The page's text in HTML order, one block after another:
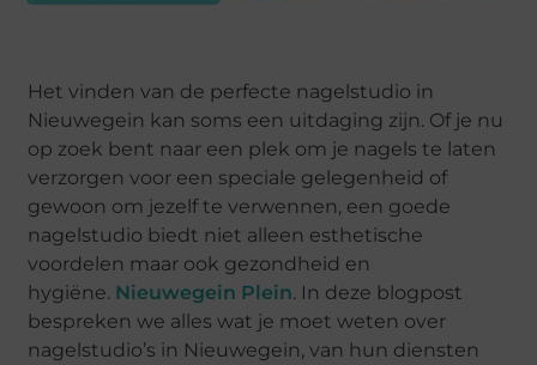
Het vinden van de perfecte nagelstudio in
Nieuwegein kan soms een uitdaging zijn. Of je nu
op zoek bent naar een plek om je nagels te laten
verzorgen voor een speciale gelegenheid of
gewoon om jezelf te verwennen, een goede
nagelstudio biedt niet alleen esthetische
voordelen maar ook gezondheid en
hygiëne. Nieuwegein Plein. In deze blogpost
bespreken we alles wat je moet weten over
nagelstudio’s in Nieuwegein, van hun diensten